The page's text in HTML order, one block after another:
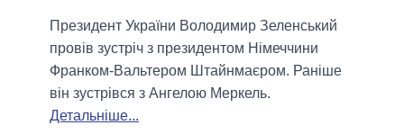
Президент України Володимир Зеленський
провів зустріч з президентом Німеччини
Франком-Вальтером Штайнмаєром. Раніше
він зустрівся з Ангелою Меркель.
Детальніше...